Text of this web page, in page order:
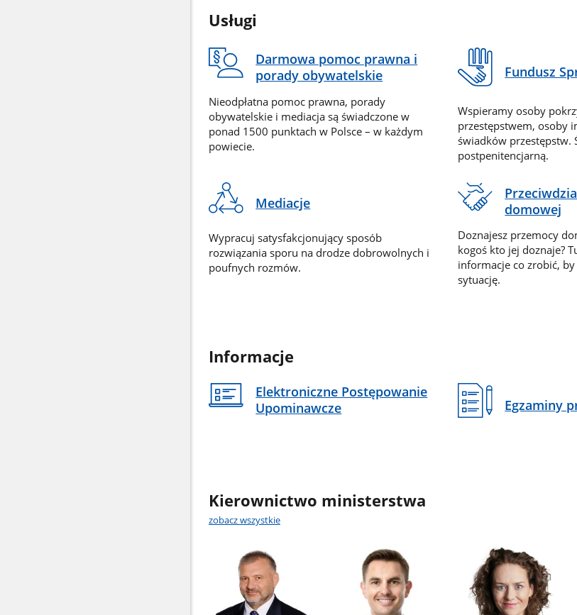
Usługi
Darmowa pomoc prawna i
porady obywatelskie
Nieodpłatna pomoc prawna, porady
obywatelskie i mediacja są świadczone w
ponad 1500 punktach w Polsce – w każdym
powiecie.
Fundusz
Wspieramy osoby
przestępstwem, osoby
świadków przestępstw.
postpenitencjarną.
Mediacje
Wypracuj satysfakcjonujący sposób
rozwiązania sporu na drodze dobrowolnych i
poufnych rozmów.
domowej
Doznajesz przemocy
kogoś kto jej doznaje?
informacje co zrobić,
sytuację.
Informacje
Elektroniczne Postępowanie
Upominawcze
Egzaminy
Kierownictwo ministerstwa
zobacz wszystkie